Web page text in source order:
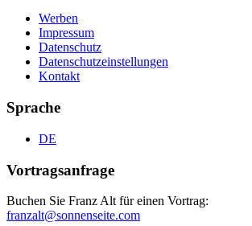
Werben
Impressum
Datenschutz
Datenschutzeinstellungen
Kontakt
Sprache
DE
Vortragsanfrage
Buchen Sie Franz Alt für einen Vortrag:
franzalt@sonnenseite.com